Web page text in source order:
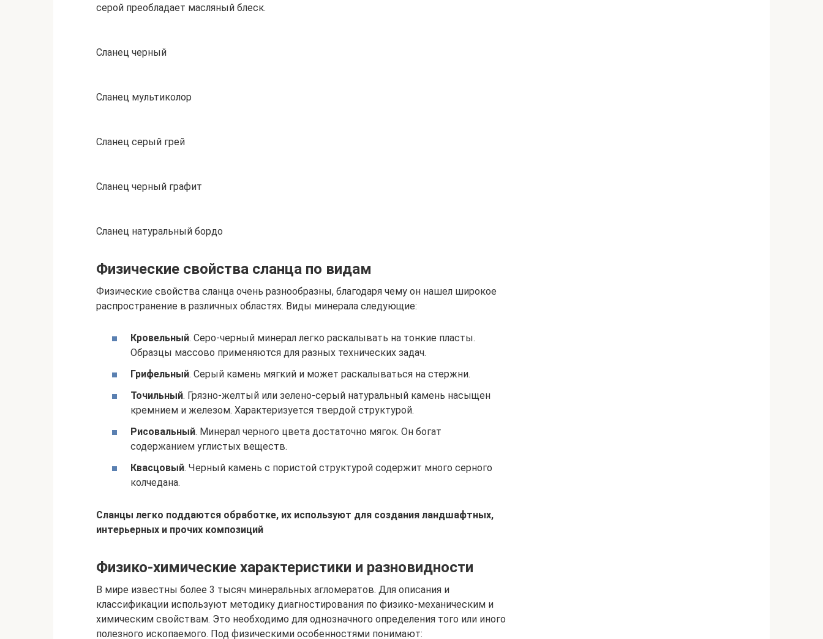
серой преобладает масляный блеск.
Сланец черный
Сланец мультиколор
Сланец серый грей
Сланец черный графит
Сланец натуральный бордо
Физические свойства сланца по видам
Физические свойства сланца очень разнообразны, благодаря чему он нашел широкое
распространение в различных областях. Виды минерала следующие:
Кровельный. Серо-черный минерал легко раскалывать на тонкие пласты.
Образцы массово применяются для разных технических задач.
Грифельный. Серый камень мягкий и может раскалываться на стержни.
Точильный. Грязно-желтый или зелено-серый натуральный камень насыщен
кремнием и железом. Характеризуется твердой структурой.
Рисовальный. Минерал черного цвета достаточно мягок. Он богат
содержанием углистых веществ.
Квасцовый. Черный камень с пористой структурой содержит много серного
колчедана.
Сланцы легко поддаются обработке, их используют для создания ландшафтных,
интерьерных и прочих композиций
Физико-химические характеристики и разновидности
В мире известны более 3 тысяч минеральных агломератов. Для описания и
классификации используют методику диагностирования по физико-механическим и
химическим свойствам. Это необходимо для однозначного определения того или иного
полезного ископаемого. Под физическими особенностями понимают: